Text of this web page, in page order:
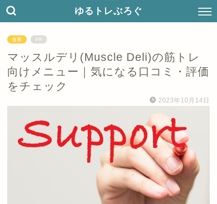
ゆるトレぶろぐ
食事 PR
マッスルデリ(Muscle Deli)の筋トレ
向けメニュー｜気になる口コミ・評価
をチェック
2023年10月14日